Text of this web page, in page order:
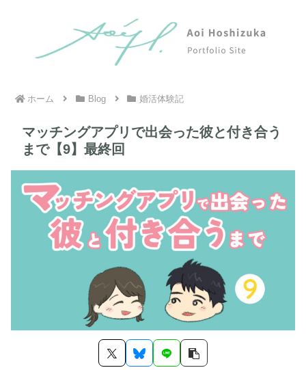
ホーム Blog 婚活体験記
マッチングアプリで出会った彼と付き合う
まで【9】最終回